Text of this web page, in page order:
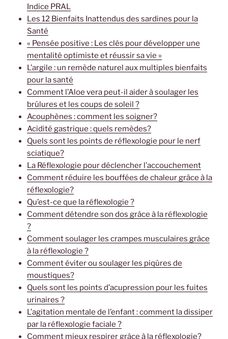
Indice PRAL
Les 12 Bienfaits Inattendus des sardines pour la
Santé
« Pensée positive : Les clés pour développer une
mentalité optimiste et réussir sa vie »
L’argile : un remède naturel aux multiples bienfaits
pour la santé
Comment l’Aloe vera peut-il aider à soulager les
brûlures et les coups de soleil ?
Acouphènes : comment les soigner?
Acidité gastrique : quels remèdes?
Quels sont les points de réflexologie pour le nerf
sciatique?
La Réflexologie pour déclencher l’accouchement
Comment réduire les bouffées de chaleur grâce à la
réflexologie?
Qu’est-ce que la réflexologie ?
Comment détendre son dos grâce à la réflexologie
?
Comment soulager les crampes musculaires grâce
à la réflexologie ?
Comment éviter ou soulager les piqûres de
moustiques?
Quels sont les points d’acupression pour les fuites
urinaires ?
L’agitation mentale de l’enfant : comment la dissiper
par la réflexologie faciale ?
Comment mieux respirer grâce à la réflexologie?